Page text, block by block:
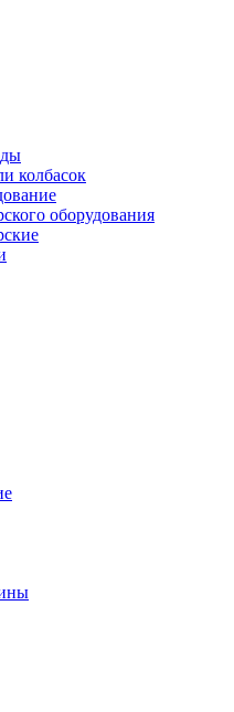
колбасок
оборудования